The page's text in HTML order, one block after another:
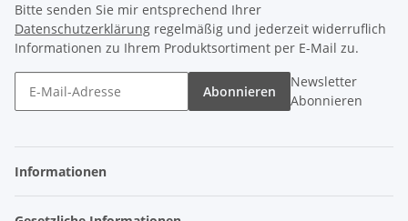
Bitte senden Sie mir entsprechend Ihrer
Datenschutzerklärung regelmäßig und jederzeit widerruflich
Informationen zu Ihrem Produktsortiment per E-Mail zu.
Abonnieren
Newsletter
Abonnieren
Informationen